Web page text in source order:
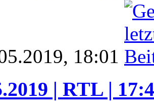
18:01
| RTL |